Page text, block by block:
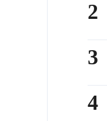
2
3
4